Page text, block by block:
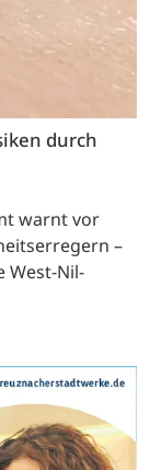
durch
warnt vor
–
West-Nil-